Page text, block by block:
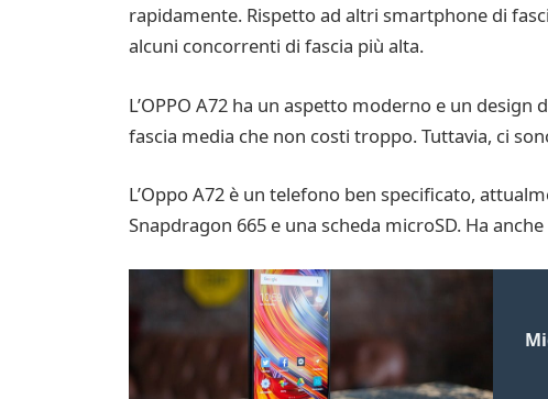
rapidamente. Rispetto ad altri smartphone di
alcuni concorrenti di fascia più alta.
L’OPPO A72 ha un aspetto moderno e un
fascia media che non costi troppo. Tuttavia, ci
L’Oppo A72 è un telefono ben specificato,
Snapdragon 665 e una scheda microSD. Ha